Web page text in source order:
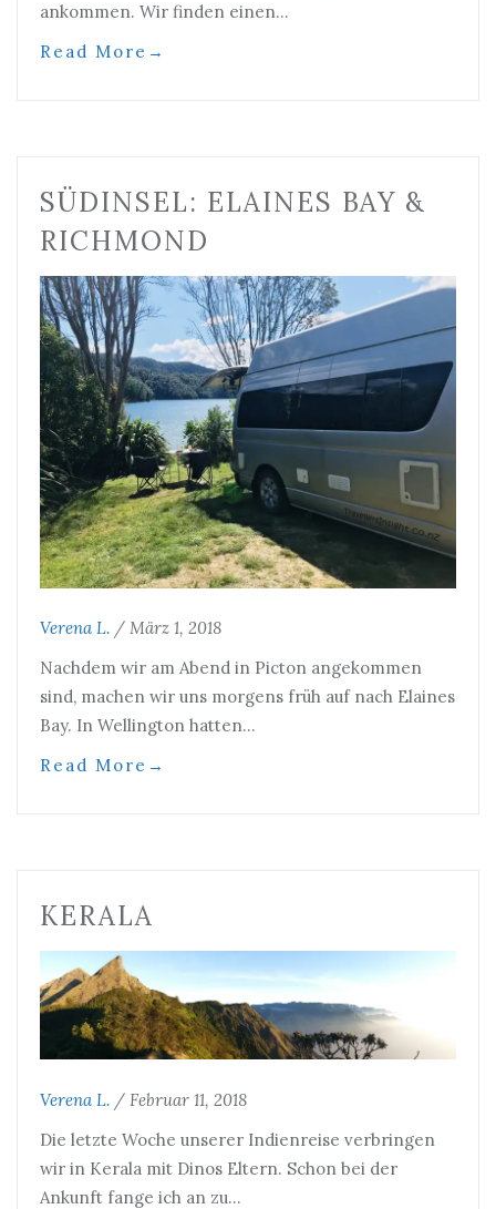
ankommen. Wir finden einen…
Read More →
SÜDINSEL: ELAINES BAY &
RICHMOND
Verena L. / März 1, 2018
Nachdem wir am Abend in Picton angekommen
sind, machen wir uns morgens früh auf nach Elaines
Bay. In Wellington hatten…
Read More →
KERALA
Verena L. / Februar 11, 2018
Die letzte Woche unserer Indienreise verbringen
wir in Kerala mit Dinos Eltern. Schon bei der
Ankunft fange ich an zu…